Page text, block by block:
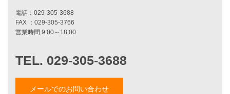
二世帯住宅をお考えの方へ
リフォームをお考えの方へ
メールでのお問い合わせ